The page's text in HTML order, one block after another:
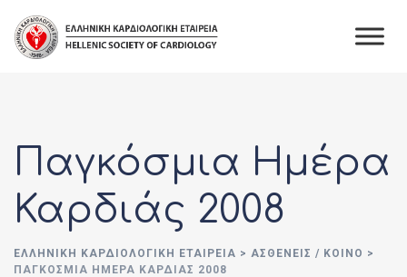
content
Παγκόσμια Ημέρα
Καρδιάς 2008
ΕΛΛΗΝΙΚΉ ΚΑΡΔΙΟΛΟΓΙΚΉ ΕΤΑΙΡΕΊΑ > ΑΣΘΕΝΕΊΣ / ΚΟΙΝΌ >
ΠΑΓΚΌΣΜΙΑ ΗΜΈΡΑ ΚΑΡΔΙΆΣ 2008